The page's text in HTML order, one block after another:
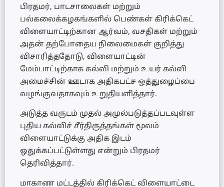
பிரதமர், பாடசாலைகள் மற்றும்
பல்கலைக்கழகங்களில் பெண்கள் கிரிக்கெட்
விளையாட்டிற்கான ஆர்வம், வசதிகள் மற்றும்
அதன் தற்போதைய நிலைமைகள் குறித்து
விசாரித்ததோடு, விளையாட்டின்
மேம்பாட்டிற்காக கல்வி மற்றும் உயர் கல்வி
அமைச்சின் ஊடாக அதிகபட்ச ஒத்துழைப்பை
வழங்குவதாகவும் உறுதியளித்தார்.
அடுத்த வருடம் முதல் அமுல்படுத்தப்படவுள்ள
புதிய கல்விச் சீர்திருத்தங்கள் மூலம்
விளையாட்டுக்கு அதிக இடம்
ஒதுக்கப்பட்டுள்ளது என்றும் பிரதமர்
தெரிவித்தார்.
மாகாண மட்டத்தில் கிரிக்கெட் விளையாட்டை